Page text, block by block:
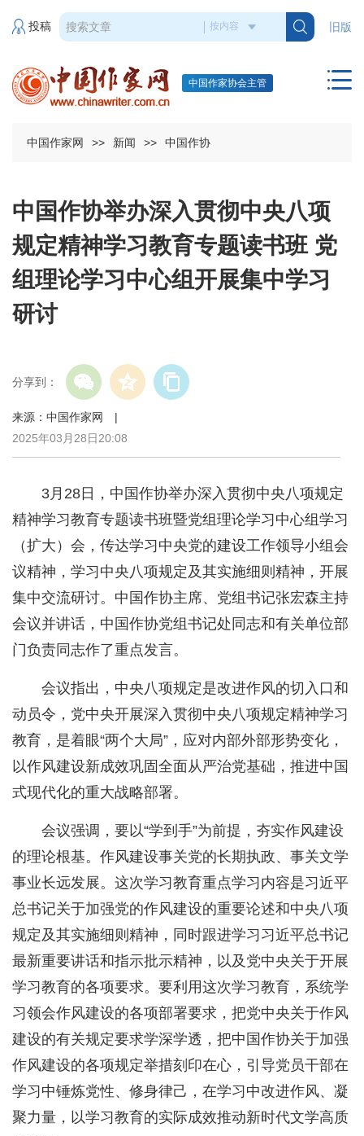
旧版
投稿
中国作家协会主管
中国作家网 >> 新闻 >> 中国作协
中国作协举办深入贯彻中央八项
规定精神学习教育专题读书班 党
组理论学习中心组开展集中学习
研讨
分享到：
来源：中国作家网 |
2025年03月28日20:08
3月28日，中国作协举办深入贯彻中央八项规定
精神学习教育专题读书班暨党组理论学习中心组学习
（扩大）会，传达学习中央党的建设工作领导小组会
议精神，学习中央八项规定及其实施细则精神，开展
集中交流研讨。中国作协主席、党组书记张宏森主持
会议并讲话，中国作协党组书记处同志和有关单位部
门负责同志作了重点发言。
会议指出，中央八项规定是改进作风的切入口和
动员令，党中央开展深入贯彻中央八项规定精神学习
教育，是着眼“两个大局”，应对内部外部形势变化，
以作风建设新成效巩固全面从严治党基础，推进中国
式现代化的重大战略部署。
会议强调，要以“学到手”为前提，夯实作风建设
的理论根基。作风建设事关党的长期执政、事关文学
事业长远发展。这次学习教育重点学习内容是习近平
总书记关于加强党的作风建设的重要论述和中央八项
规定及其实施细则精神，同时跟进学习习近平总书记
最新重要讲话和指示批示精神，以及党中央关于开展
学习教育的各项要求。要利用这次学习教育，系统学
习领会作风建设的各项部署要求，把党中央关于作风
建设的有关规定要求学深学透，把中国作协关于加强
作风建设的各项规定举措刻印在心，引导党员干部在
学习中锤炼党性、修身律己，在学习中改进作风、凝
聚力量，以学习教育的实际成效推动新时代文学高质